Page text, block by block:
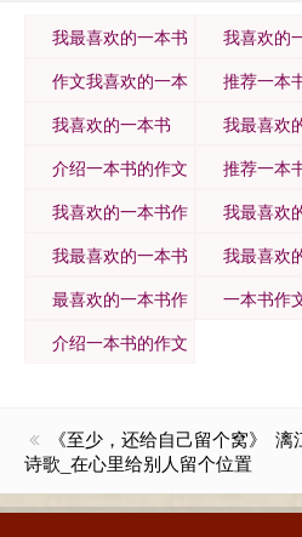
我最喜欢的一本书
作文
我喜欢的
文
作文我喜欢的一本
书
推荐一本
0字
我喜欢的一本书
我最喜欢
介绍一本书的作文
推荐一本
我喜欢的一本书作
文400字左右
我最喜欢
作文400字
我最喜欢的一本书
400字作文
我最喜欢
400
最喜欢的一本书作
文
一本书作
介绍一本书的作文
《至少，还给自己留个窝》
诗歌_在心里给别人留个位置
漓